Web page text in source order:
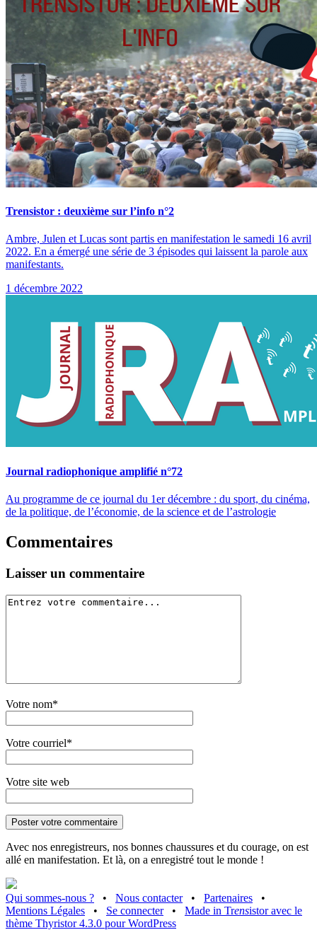
Trensistor : deuxième sur l’info n°2
Ambre, Julen et Lucas sont partis en manifestation le samedi 16 avril
2022. En a émergé une série de 3 épisodes qui laissent la parole aux
manifestants.
1 décembre 2022
Journal radiophonique amplifié n°72
Au programme de ce journal du 1er décembre : du sport, du cinéma,
de la politique, de l’économie, de la science et de l’astrologie
Commentaires
Laisser un commentaire
Votre nom*
Votre courriel*
Votre site web
Avec nos enregistreurs, nos bonnes chaussures et du courage, on est
allé en manifestation. Et là, on a enregistré tout le monde !
Qui sommes-nous ? • Nous contacter • Partenaires
•
Mentions Légales
• Se connecter • Made in Trensistor avec le
thème Thyristor 4.3.0 pour WordPress